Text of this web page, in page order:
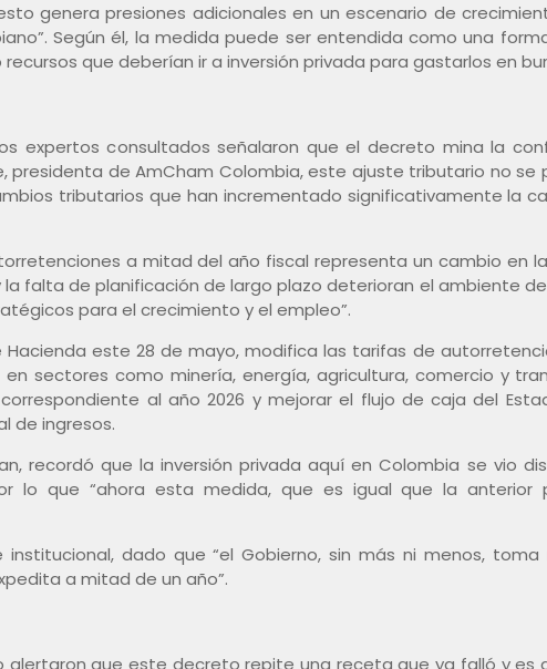
genera presiones adicionales en un escenario de
Según él, la medida puede ser entendida como una
que deberían ir a inversión privada para gastarlos en
expertos consultados señalaron que el decreto mina la
presidenta de AmCham Colombia, este ajuste tributario no se
tributarios que han incrementado significativamente la
a mitad del año fiscal representa un cambio en
falta de planificación de largo plazo deterioran el ambiente
para el crecimiento y el empleo”.
Hacienda este 28 de mayo, modifica las tarifas de
sectores como minería, energía, agricultura, comercio y
al año 2026 y mejorar el flujo de caja del
de ingresos.
recordó que la inversión privada aquí en Colombia se vio
lo que “ahora esta medida, que es igual que la anterior
dado que “el Gobierno, sin más ni menos,
a mitad de un año”.
que este decreto repite una receta que ya falló y es